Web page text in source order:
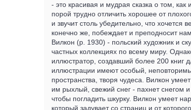
- это красивая и мудрая сказка о том,
порой трудно отличить хорошее от
и звучит столь убедительно, что хочется
конечно же, побеждает и преподносит
Вилкон (р. 1930) - польский художник и
частных коллекциях по всему миру.
иллюстратор, создавший более 200 книг
иллюстрации имеют особый,
пространства, творя чудеса. Вилкон
им рыхлый, свежий снег - пахнет снегом и
чтобы погладить шкурку. Вилкон умеет
который задувает со страниц и от